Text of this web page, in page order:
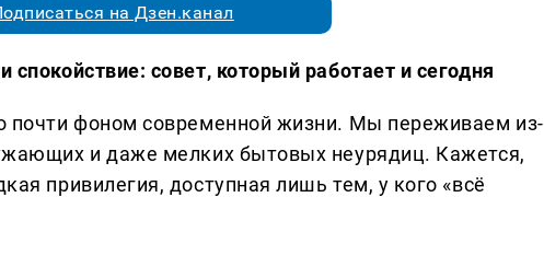
на Дзен.канал
совет, который работает и сегодня
почти фоном современной жизни. Мы переживаем из-
и даже мелких бытовых неурядиц. Кажется,
привилегия, доступная лишь тем, у кого «всё